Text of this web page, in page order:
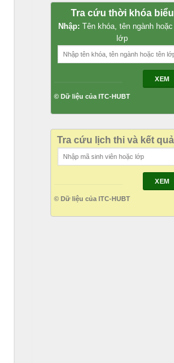
Tra cứu thời khóa biểu
Nhập: Tên khóa, tên ngành
lớp
XEM
© Dữ liệu của ITC-HUBT
Tra cứu lịch thi và kết
XEM
© Dữ liệu của ITC-HUBT